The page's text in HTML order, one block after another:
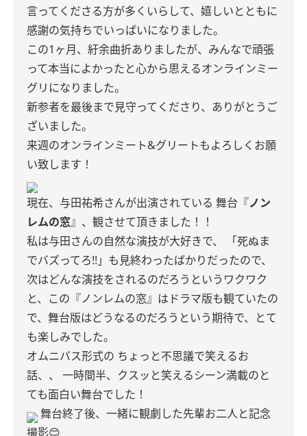
言ってくださる方が多くいらして、嬉しいとともに
感謝の気持ちでいっぱいになりました。
この1ヶ月、紆余曲折ありましたが、みんなで頑張
って本当によかったと心から思えるオンラインミー
グリになりました。
新参者を最後まで見守ってくださり、ありがとうご
ざいました。
来週のオンラインミート&グリートもよろしくお願
い致します！
現在、与田祐希さんが出演されている 舞台『ノン
レムの窓』、観させて頂きました！！
私は与田さんの自然な演技が大好きで、
「死ぬま
でバズってろ!!」も見終わったばかりだったので、
次はどんな演技をされるのだろうというワクワク
と、この『ノンレムの窓』はドラマ版も観ていたの
で、舞台版はどうなるのだろうという期待で、とて
も楽しみでした。
オムニバス形式の ちょっと不思議で笑えるお
話、、
一時間半、クスッと笑えるシーン満載のと
ても面白い舞台でした！
舞台終了後、一緒に観劇した先輩お二人と記念
撮影😊